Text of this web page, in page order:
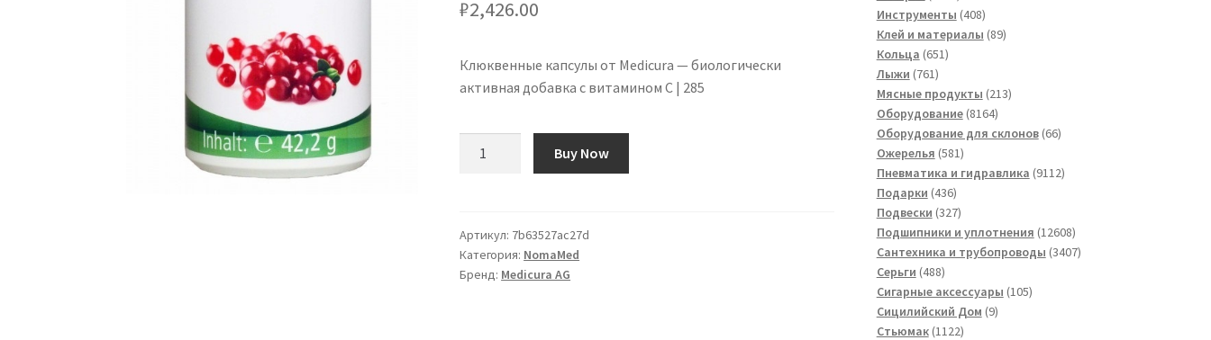
₽2,426.00
Клюквенные капсулы от Medicura — биологически
активная добавка с витамином С | 285
von
Medicura
-
Buy Now
Артикул: 7b63527ac27d
Категория: NomaMed
Бренд: Medicura AG
товара
Инструменты 408408
товаров
Клей и материалы 8989
Кольца 651651
Лыжи 761761
товар
Мясные продукты 213213
Оборудование 81648164
товара
Оборудование для склонов 6666
Ожерелья 581581
товар
Пневматика и гидравлика 91129112
Подарки 436436
товаров
Подвески 327327
товаров
Подшипники и уплотнения 1260812608
товаров
Сантехника и трубопроводы 34073407
Серьги 488488
товаров
Сигарные аксессуары 105105
Сицилийский Дом 99
Стьюмак 11221122